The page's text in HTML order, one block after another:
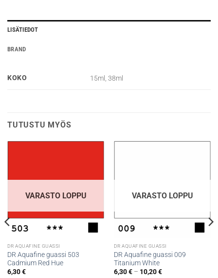
LISÄTIEDOT
BRAND
KOKO 15ml, 38ml
TUTUSTU MYÖS
VARASTO LOPPU
DR AQUAFINE GUASSI
DR Aquafine guassi 503
Cadmium Red Hue
6,30€
VARASTO LOPPU
DR AQUAFINE GUASSI
DR Aquafine guassi 009
Titanium White
6,30€ – 10,20€Hintaluokka: